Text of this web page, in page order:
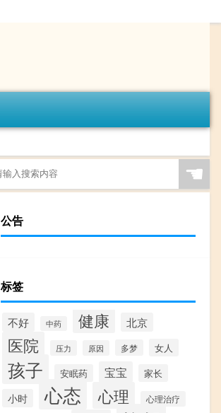
☚
公告
标签
不好 中药 健康 北京
医院 压力 原因 多梦 女人
孩子 安眠药 宝宝 家长
小时 心态 心理 心理治疗